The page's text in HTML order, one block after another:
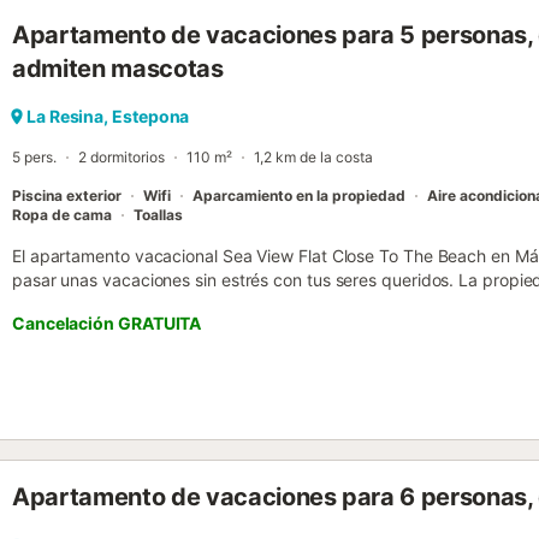
Apartamento de vacaciones para 5 personas,
admiten mascotas
La Resina, Estepona
5 pers. 2 dormitorios 110 m² 1,2 km de la costa
Piscina exterior Wifi Aparcamiento en la propiedad Aire
Ropa de cama
Toallas
El apartamento vacacional Sea View Flat Close To The Beach en
pasar unas vacaciones sin estrés con tus seres queridos. La
incluyen Wi-Fi, televisión, aire acondicionado, lavadora, así como
un alquiler de vacaciones con piscina privada, jardín y balcón,
libre. Él propiedad es sólo a15min a pie de la playa de Sonora. A
una plaza de aparcamiento disponible en el recinto. Se permite
fumar ni celebrar eventos. Tenga en cuenta que puede haber
Cancelación GRATUITA
Apartamento de vacaciones para 6